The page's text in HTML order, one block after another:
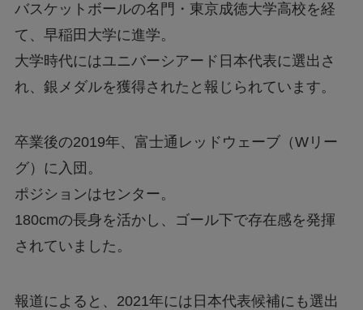
バスケットボールの名門・東京成徳大学高校を経
て、早稲田大学に進学。
大学時代にはユニバーシアード日本代表に選出さ
れ、銀メダルを獲得されたと報じられています。
卒業後の2019年、富士通レッドウェーブ（Wリー
グ）に入団。
ポジションはセンター。
180cmの長身を活かし、ゴール下で存在感を発揮
されていました。
報道によると、2021年には日本代表候補にも選出